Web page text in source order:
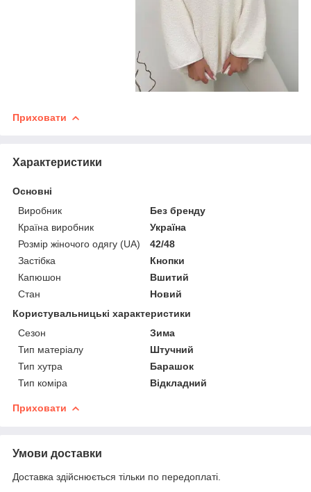
Приховати
Характеристики
Основні
Виробник
Без бренду
Країна виробник
Україна
Розмір жіночого одягу (UA)
42/48
Застібка
Кнопки
Капюшон
Вшитий
Стан
Новий
Користувальницькі характеристики
Сезон
Зима
Тип матеріалу
Штучний
Тип хутра
Барашок
Тип коміра
Відкладний
Приховати
Умови доставки
Доставка здійснюється тільки по передоплаті.